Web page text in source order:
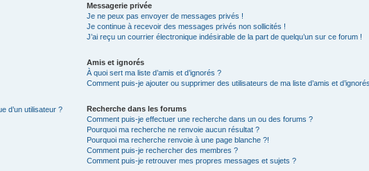
d’un utilisateur ?
Messagerie privée
Je ne peux pas envoyer de messages privés !
Je continue à recevoir des messages privés non sollicités !
J’ai reçu un courrier électronique indésirable de la part de quelqu’un sur ce forum !
Amis et ignorés
À quoi sert ma liste d’amis et d’ignorés ?
Comment puis-je ajouter ou supprimer des utilisateurs de ma liste d’amis et
Recherche dans les forums
Comment puis-je effectuer une recherche dans un ou des forums ?
Pourquoi ma recherche ne renvoie aucun résultat ?
Pourquoi ma recherche renvoie à une page blanche ?!
Comment puis-je rechercher des membres ?
Comment puis-je retrouver mes propres messages et sujets ?